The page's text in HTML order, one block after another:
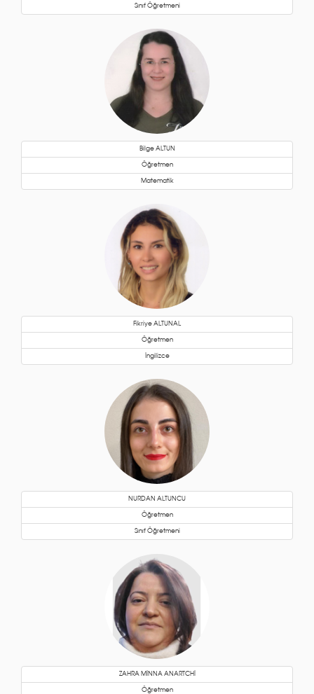
Sınıf Öğretmeni
Bilge ALTUN
Öğretmen
Matematik
Fikriye ALTUNAL
Öğretmen
İngilizce
NURDAN ALTUNCU
Öğretmen
Sınıf Öğretmeni
ZAHRA MİNNA ANARTCHİ
Öğretmen